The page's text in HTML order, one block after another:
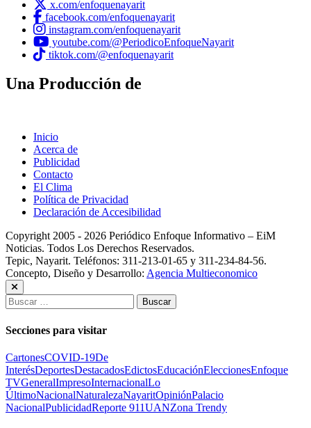
x.com/enfoquenayarit
facebook.com/enfoquenayarit
instagram.com/enfoquenayarit
youtube.com/@PeriodicoEnfoqueNayarit
tiktok.com/@enfoquenayarit
Una Producción de
Inicio
Acerca de
Publicidad
Contacto
El Clima
Política de Privacidad
Declaración de Accesibilidad
Copyright 2005 - 2026 Periódico Enfoque Informativo – EiM
Noticias. Todos Los Derechos Reservados.
Tepic, Nayarit. Teléfonos: 311-213-01-65 y 311-234-84-56.
Concepto, Diseño y Desarrollo: Agencia Multieconomico
Buscar:
Secciones para visitar
CartonesCOVID-19De
InterésDeportesDestacadosEdictosEducaciónEleccionesEnfoque
TVGeneralImpresoInternacionalLo
ÚltimoNacionalNaturalezaNayaritOpiniónPalacio
NacionalPublicidadReporte 911UANZona Trendy